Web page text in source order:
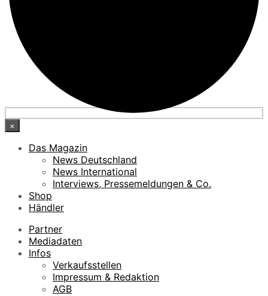
×
Das Magazin
News Deutschland
News International
Interviews, Pressemeldungen & Co.
Shop
Händler
Partner
Mediadaten
Infos
Verkaufsstellen
Impressum & Redaktion
AGB